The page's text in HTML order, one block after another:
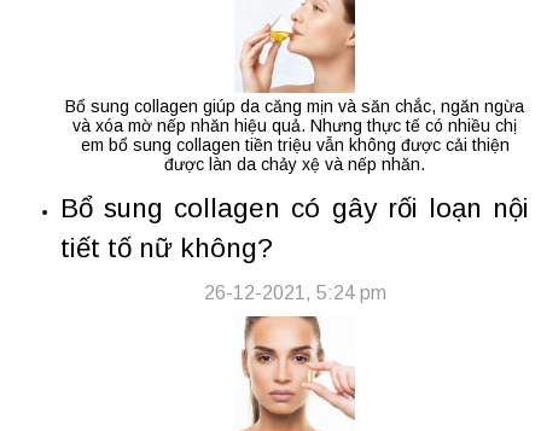
Bổ sung collagen giúp da căng mịn và săn chắc, ngăn ngừa
và xóa mờ nếp nhăn hiệu quả. Nhưng thực tế có nhiều chị
em bổ sung collagen tiền triệu vẫn không được cải thiện
được làn da chảy xệ và nếp nhăn.
Bổ sung collagen có gây rối loạn nội
tiết tố nữ không?
26-12-2021, 5:24 pm